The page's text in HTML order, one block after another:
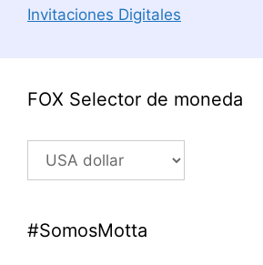
Invitaciones Digitales
FOX Selector de moneda
#SomosMotta